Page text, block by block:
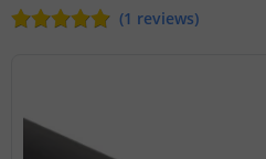
(1 reviews)